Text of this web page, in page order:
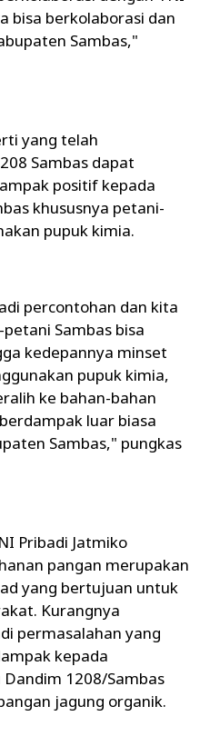
bisa berkolaborasi dan
Sambas,"
yang telah
Sambas dapat
positif kepada
khususnya petani-
pupuk kimia.
percontohan dan kita
Sambas bisa
kedepannya minset
pupuk kimia,
ke bahan-bahan
luar biasa
Sambas," pungkas
Pribadi Jatmiko
pangan merupakan
yang bertujuan untuk
Kurangnya
permasalahan yang
kepada
1208/Sambas
jagung organik.